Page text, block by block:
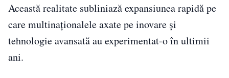
Această realitate subliniază expansiunea rapidă pe
care multinaționalele axate pe inovare și
tehnologie avansată au experimentat-o în ultimii
ani.